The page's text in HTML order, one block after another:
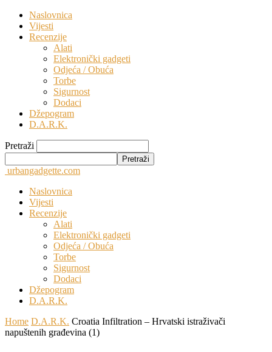
Naslovnica
Vijesti
Recenzije
Alati
Elektronički gadgeti
Odjeća / Obuća
Torbe
Sigurnost
Dodaci
Džepogram
D.A.R.K.
Pretraži
urbangadgette.com
Naslovnica
Vijesti
Recenzije
Alati
Elektronički gadgeti
Odjeća / Obuća
Torbe
Sigurnost
Dodaci
Džepogram
D.A.R.K.
Home D.A.R.K. Croatia Infiltration – Hrvatski istraživači
napuštenih građevina (1)